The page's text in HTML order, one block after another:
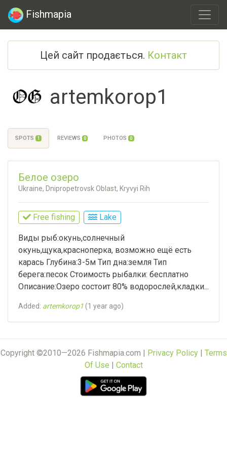
Fishmapia
Цей сайт продається. Контакт
artemkorop1
SPOTS 1 REVIEWS 0 PHOTOS 0
Белое озеро
Ukraine, Dnipropetrovsk Oblast, Kryvyi Rih
Free fishing Lake
Виды рыб:окунь,солнечный
окунь,щука,красноперка, возможно ещё есть
карась Глубина:3-5м Тип дна:земля Тип
берега:песок Стоимость рыбалки: бесплатно
Описание:Озеро состоит 80% водорослей,кладки...
Added: artemkorop1(1 year ago)
Copyright ©2010—2026 Fishmapia.com | Privacy Policy| Terms
Of Use | Contact